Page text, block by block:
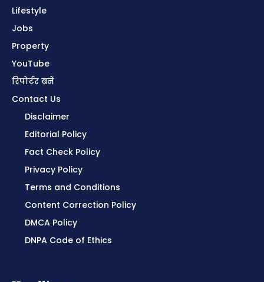
Lifestyle
Jobs
Property
YouTube
रिपोर्टर बनें
Contact Us
Disclaimer
Editorial Policy
Fact Check Policy
Privacy Policy
Terms and Conditions
Content Correction Policy
DMCA Policy
DNPA Code of Ethics